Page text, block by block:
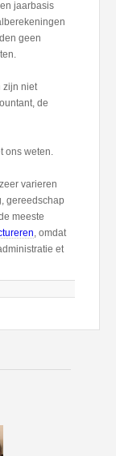
jaarbasis
geen
zijn niet
de
ons weten.
varieren
gereedschap
meeste
, omdat
administratie et